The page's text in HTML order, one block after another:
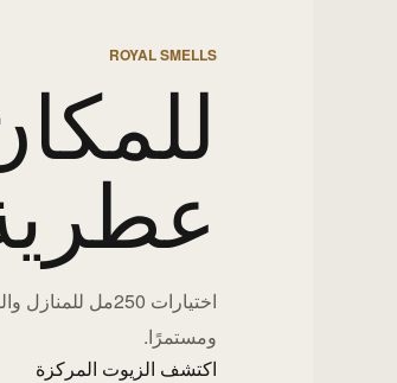
ROYAL SMELLS
اختيارات 250مل
ومستمرًا.
اكتشف الزيوت المركزة